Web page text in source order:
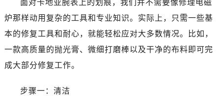
面对卡地亚腕表上的划痕，我们并不需要像修理电磁
炉那样动用复杂的工具和专业知识。实际上，只需一些基
本的修复工具和耐心，就能轻松应对大多数情况。比如，
一款高质量的抛光膏、微细打磨棒以及干净的布料即可完
成大部分修复工作。
步骤一：清洁